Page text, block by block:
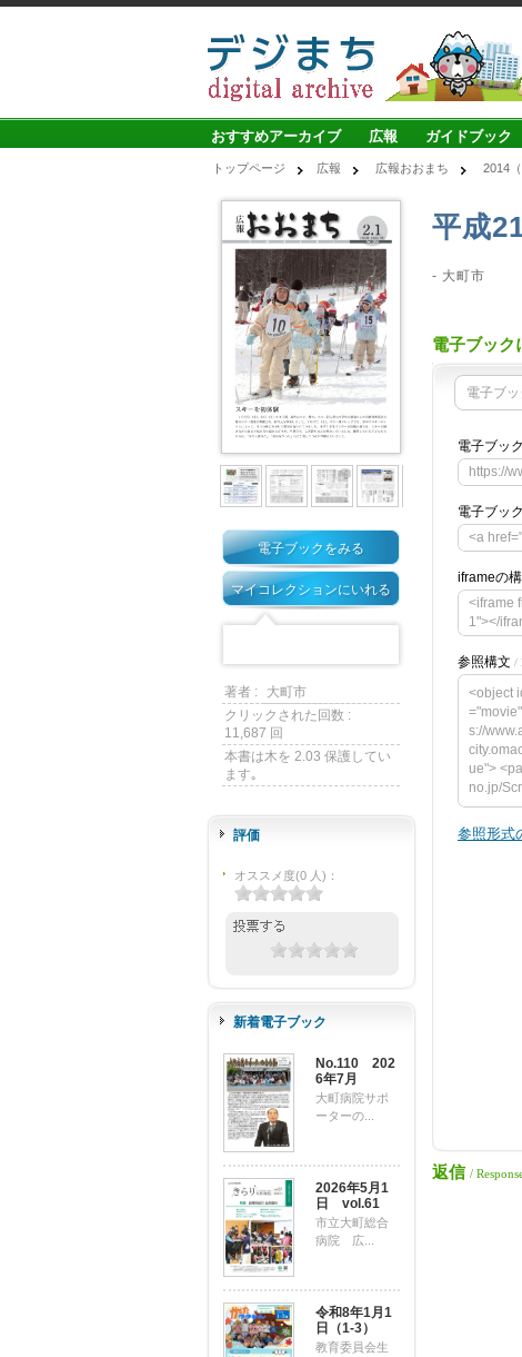
おすすめアーカイブ 広報 ガイドブック
トップページ 広報 広報おおまち 2014
電子ブックをみる
マイコレクションにいれる
著者 :
大町市
クリックされた回数 :
11,687 回
本書は木を 2.03 保護してい
ます｡
評価
オススメ度(0人) ：
新着電子ブック
No.110 202
6年7月
大町病院サポ
ーターの...
2026年5月1
日 vol.61
市立大町総合
病院 広...
令和8年1月1
日（1-3）
教育委員会生
平成
- 大町市
電子ブック
電子ブ
電子ブッ
https://
電子ブッ
<a
iframeの
<iframe
1"></
参照構文 /
<object
s://
ue">
no.jp/
ct
o.jp/
am
ンが必
参照形式
返信 /